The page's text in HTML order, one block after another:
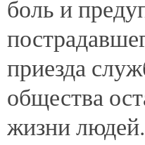
боль и
приезда
общества
жизни людей.